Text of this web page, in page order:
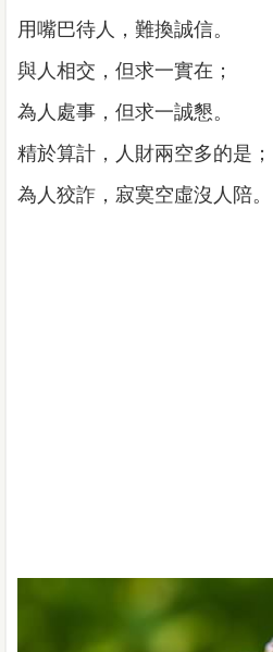
用嘴巴待人，難換誠信。
與人相交，但求一實在；
為人處事，但求一誠懇。
精於算計，人財兩空多的是；
為人狡詐，寂寞空虛沒人陪。